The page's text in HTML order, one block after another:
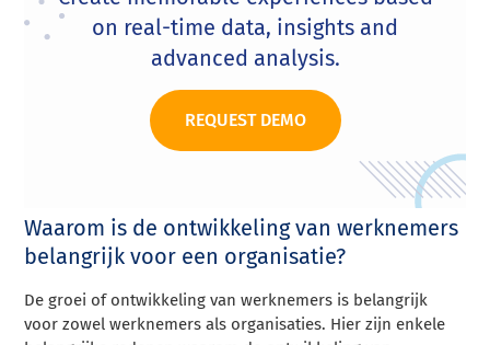
on real-time data, insights and
advanced analysis.
REQUEST DEMO
Waarom is de ontwikkeling van werknemers
belangrijk voor een organisatie?
De groei of ontwikkeling van werknemers is belangrijk
voor zowel werknemers als organisaties. Hier zijn enkele